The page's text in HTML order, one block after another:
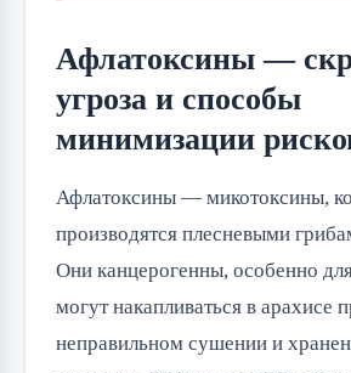
Афлатоксины —
угроза и способы
минимизации
Афлатоксины — микотоксины,
производятся плесневыми
Они канцерогенны, особенно
могут накапливаться в арахисе
неправильном сушении и